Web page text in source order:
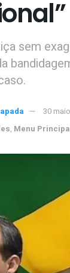
sem
30
, Menu